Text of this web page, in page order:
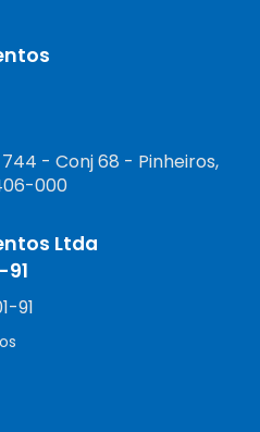
- Conj 68 - Pinheiros,
000
Ltda
91
91